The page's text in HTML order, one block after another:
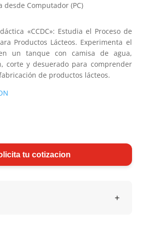
desde Computador (PC)
«CCDC»: Estudia el Proceso de
Productos Lácteos. Experimenta el
un tanque con camisa de agua,
corte y desuerado para comprender
de productos lácteos.
tu cotizacion